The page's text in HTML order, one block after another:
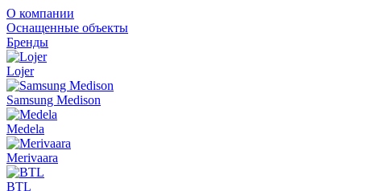
О компании
Оснащенные объекты
Бренды
Lojer
Samsung Medison
Medela
Merivaara
BTL